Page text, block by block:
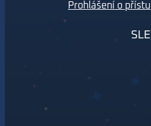
Prohlášení o